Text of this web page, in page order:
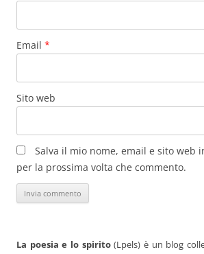
Email *
Sito web
Salva il mio nome, email e sito web
per la prossima volta che commento.
La poesia e lo spirito(Lpels) è un blog